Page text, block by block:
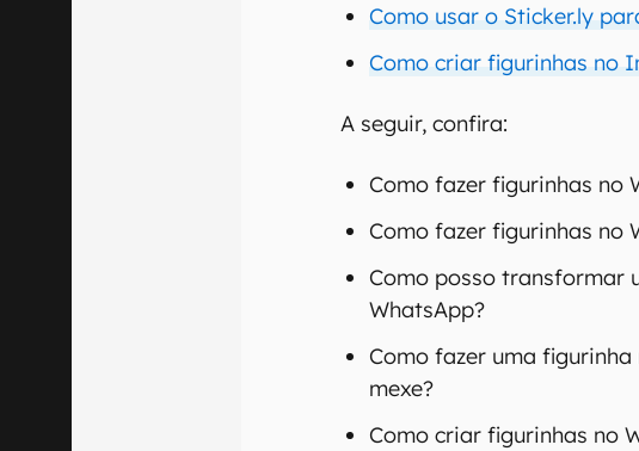
Como usar o Sticker.ly
Como criar figurinhas no
A seguir, confira:
Como fazer figurinhas no
Como fazer figurinhas no
Como posso transformar
WhatsApp?
Como fazer uma
mexe?
Como criar figurinhas no